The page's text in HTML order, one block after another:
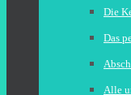
Die
Das
Alle